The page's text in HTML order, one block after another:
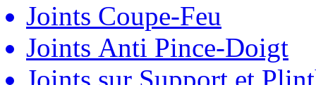
Joints Coupe-Feu
Joints Anti Pince-Doigt